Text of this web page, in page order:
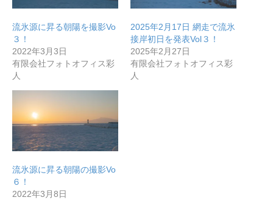
流氷源に昇る朝陽を撮影Vo
３！
2022年3月3日
有限会社フォトオフィス彩
人
2025年2月17日 網走で流氷
接岸初日を発表Vol３！
2025年2月27日
有限会社フォトオフィス彩
人
流氷源に昇る朝陽の撮影Vo
６！
2022年3月8日